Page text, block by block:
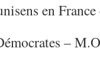
en
–